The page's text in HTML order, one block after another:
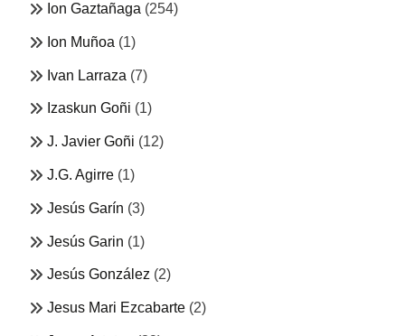
Ion Gaztañaga (254)
Ion Muñoa (1)
Ivan Larraza (7)
Izaskun Goñi (1)
J. Javier Goñi (12)
J.G. Agirre (1)
Jesús Garín (3)
Jesús Garin (1)
Jesús González (2)
Jesus Mari Ezcabarte (2)